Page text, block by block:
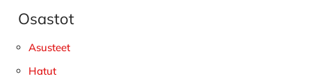
Ensisijainen
sivupalkki
Osastot
Asusteet
Hatut